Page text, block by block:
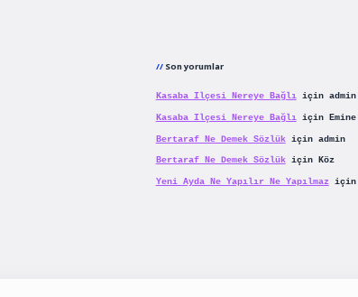
Son yorumlar
Kasaba Ilçesi Nereye Bağlıiçin admin
Kasaba Ilçesi Nereye Bağlıiçin Emine
Bertaraf Ne Demek Sözlükiçin admin
Bertaraf Ne Demek Sözlükiçin Köz
Yeni Ayda Ne Yapılır Ne Yapılmaziçin